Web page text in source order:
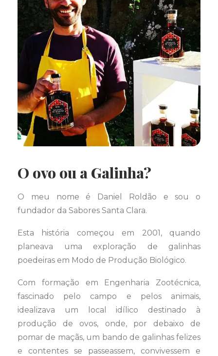
O ovo ou a Galinha?
O meu nome é Daniel Roldão e sou o
fundador da Sabores Santa Clara.
Esta história começou em 2001, quando
planeava uma exploração de galinhas
poedeiras em Modo de Produção Biológico.
Com formação em Engenharia Zootécnica,
fascinado pelo campo e pelos animais,
idealizava um local idílico destinado à
produção de ovos, onde, por debaixo de
pomar de maçãs, um bando de galinhas felizes
e contentes se passeassem, convivessem e